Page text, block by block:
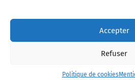
Accepter
Refuser
Politique de cookies
Politique de